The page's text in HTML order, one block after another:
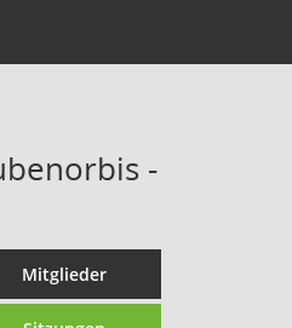
-
Mitglieder